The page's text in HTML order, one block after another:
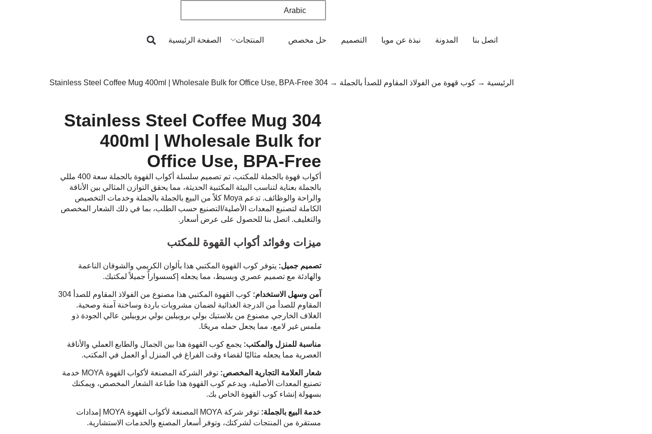
Arabic
الصفحة الرئيسية المنتجات حل مخصص التصميم نبذة عن مويا المدونة اتصل بنا
الرئيسية → كوب قهوة من الفولاذ المقاوم للصدأ بالجملة → 304 Stainless Steel Coffee Mug 400ml | Wholesale Bulk for Office Use, BPA-Free
304 Stainless Steel Coffee Mug
400ml | Wholesale Bulk for
Office Use, BPA-Free
أكواب قهوة بالجملة للمكتب، تم تصميم سلسلة أكواب القهوة بالجملة سعة 400 مللي
بالجملة بعناية لتناسب البيئة المكتبية الحديثة، مما يحقق التوازن المثالي بين الأناقة
والراحة والوظائف. تدعم Moya كلاً من البيع بالجملة بالجملة وخدمات التخصيص
الكاملة لتصنيع المعدات الأصلية/التصنيع حسب الطلب، بما في ذلك الشعار المخصص
والتغليف. اتصل بنا للحصول على عرض أسعار.
ميزات وفوائد أكواب القهوة للمكتب
تصميم جميل: يتوفر كوب القهوة المكتبي هذا بألوان الكريمي والشوفان الناعمة
والهادئة مع تصميم عصري وبسيط، مما يجعله إكسسواراً جميلاً لمكتبك.
آمن وسهل الاستخدام:
كوب القهوة المكتبي هذا مصنوع من الفولاذ المقاوم للصدأ 304
المقاوم للصدأ من الدرجة الغذائية لضمان مشروبات باردة وساخنة آمنة وصحية.
الغلاف الخارجي مصنوع من بلاستيك بولي بروبيلين بولي بروبيلين عالي الجودة ذو
ملمس غير لامع، مما يجعل حمله مريحًا.
مناسبة للمنزل والمكتب: يجمع كوب القهوة هذا بين الجمال والطابع العملي والأناقة
العصرية مما يجعله مثاليًا لقضاء وقت الفراغ في المنزل أو العمل في المكتب.
شعار العلامة التجارية المخصص:
توفر الشركة المصنعة لأكواب القهوة MOYA خدمة
تصنيع المعدات الأصلية، ويدعم كوب القهوة هذا طباعة الشعار المخصص، ويمكنك
بسهولة إنشاء كوب القهوة الخاص بك.
خدمة البيع بالجملة:
توفر شركة MOYA المصنعة لأكواب القهوة MOYA إمدادات
مستقرة من المنتجات لشركتك، وتوفر أسعار المصنع والخدمات الاستشارية.